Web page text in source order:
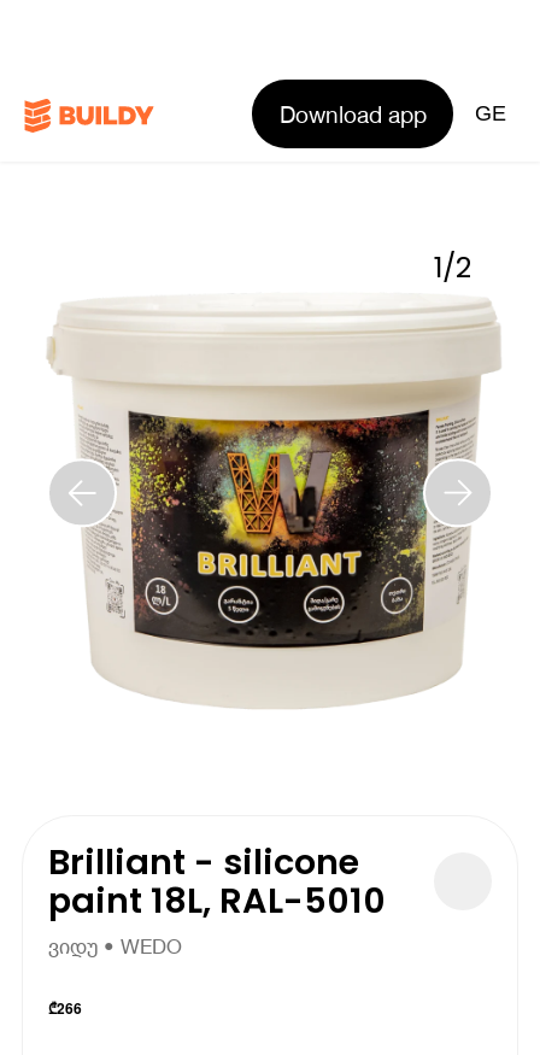
Download app GE
1/2
Brilliant - silicone
paint 18L, RAL-5010
ვიდუ • WEDO
₾266